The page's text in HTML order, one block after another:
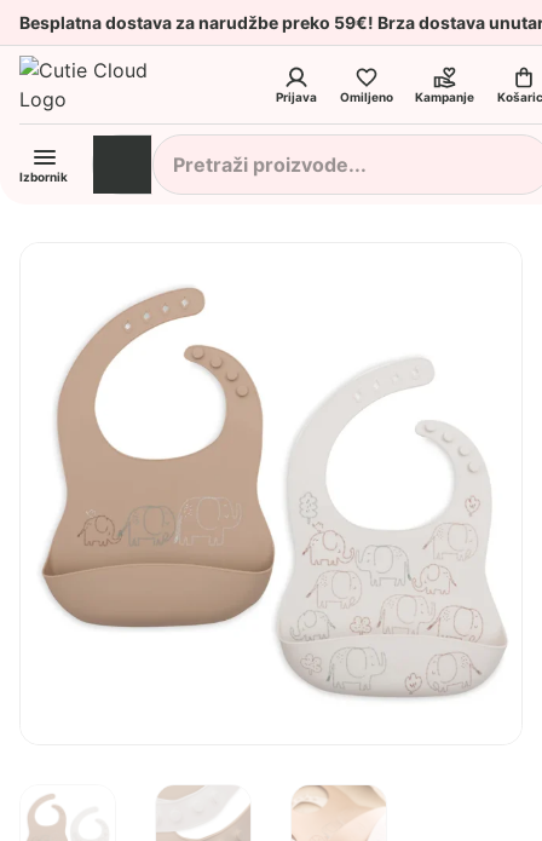
Besplatna dostava za narudžbe preko 59€! Brza dostava
Prijava Omiljeno Kampanje
Izbornik